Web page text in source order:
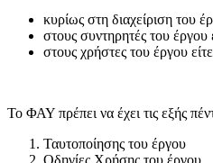
κυρίως στη διαχείριση του
στους συντηρητές του έργου
στους χρήστες του έργου
Το ΦΑΥ πρέπει να έχει τις εξής
Ταυτοποίησης του έργου